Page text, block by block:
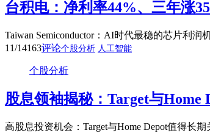
台积电：净利率44%、三年涨
Taiwan Semiconductor：AI时代最稳的芯片利
11/14163评论个股分析 人工智能
个股分析
股息领袖揭秘：Target与Home
高股息投资机会：Target与Home Depot值得长